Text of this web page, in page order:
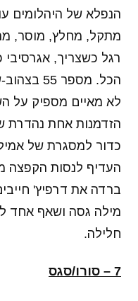
הנפלא של היהלומים
מתקל, מחלץ, מוסר,
רגל כשצריך,
הכל.
לא מאיים מספיק על
הזדמנות אחת נהדרת
כדור למסגרת של
העדיף לנסות הקפצה
ברדה את דרפיץ'
מילה גסה ושאף אחד
חלילה.
7 – סורו/סגס